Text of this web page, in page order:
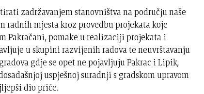
zadržavanjem stanovništva na području naše
radnih mjesta kroz provedbu projekata koje
Pakračani, pomake u realizaciji projekata i
u skupini razvijenih radova te neuvrštavanju
gdje se opet ne pojavljuju Pakrac i Lipik,
uspješnoj suradnji s gradskom upravom
dio priče.